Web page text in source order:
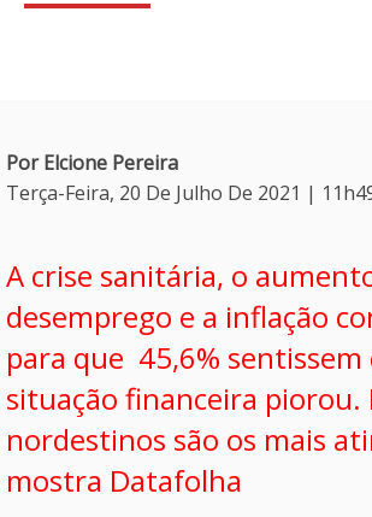
Por Elcione Pereira
Terça-Feira, 20 De Julho De 2021 |
A crise sanitária, o
desemprego e a inflação
para que 45,6% sentissem
situação financeira piorou.
nordestinos são os mais
mostra Datafolha